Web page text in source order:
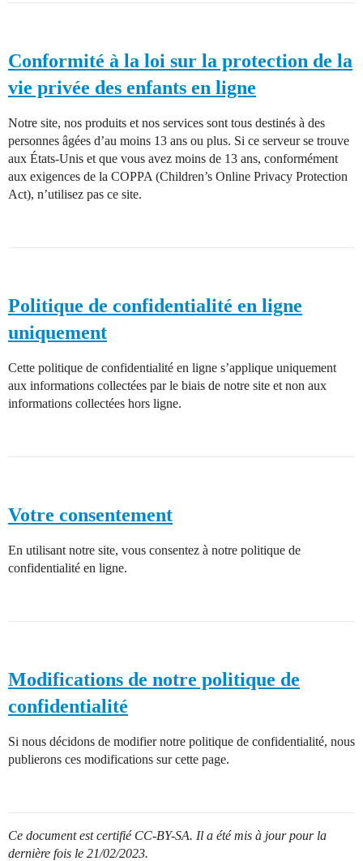
Conformité à la loi sur la protection de la
vie privée des enfants en ligne
Notre site, nos produits et nos services sont tous destinés à des
personnes âgées d’au moins 13 ans ou plus. Si ce serveur se trouve
aux États-Unis et que vous avez moins de 13 ans, conformément
aux exigences de la COPPA (Children’s Online Privacy Protection
Act), n’utilisez pas ce site.
Politique de confidentialité en ligne
uniquement
Cette politique de confidentialité en ligne s’applique uniquement
aux informations collectées par le biais de notre site et non aux
informations collectées hors ligne.
Votre consentement
En utilisant notre site, vous consentez à notre politique de
confidentialité en ligne.
Modifications de notre politique de
confidentialité
Si nous décidons de modifier notre politique de confidentialité, nous
publierons ces modifications sur cette page.
Ce document est certifié CC-BY-SA. Il a été mis à jour pour la
dernière fois le 21/02/2023.